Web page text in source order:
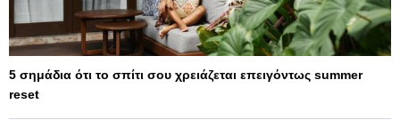
5 σημάδια ότι το σπίτι σου χρειάζεται επειγόντως summer
reset